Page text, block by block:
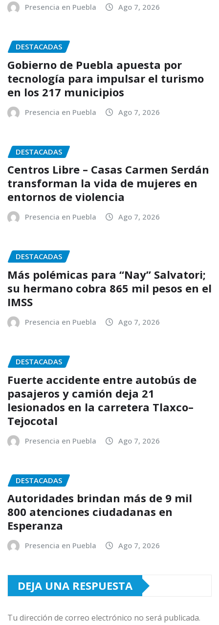
Presencia en Puebla Ago 7, 2026
DESTACADAS
Gobierno de Puebla apuesta por
tecnología para impulsar el turismo
en los 217 municipios
Presencia en Puebla Ago 7, 2026
DESTACADAS
Centros Libre – Casas Carmen Serdán
transforman la vida de mujeres en
entornos de violencia
Presencia en Puebla Ago 7, 2026
DESTACADAS
Más polémicas para “Nay” Salvatori;
su hermano cobra 865 mil pesos en el
IMSS
Presencia en Puebla Ago 7, 2026
DESTACADAS
Fuerte accidente entre autobús de
pasajeros y camión deja 21
lesionados en la carretera Tlaxco–
Tejocotal
Presencia en Puebla Ago 7, 2026
DESTACADAS
Autoridades brindan más de 9 mil
800 atenciones ciudadanas en
Esperanza
Presencia en Puebla Ago 7, 2026
DEJA UNA RESPUESTA
Tu dirección de correo electrónico no será publicada.